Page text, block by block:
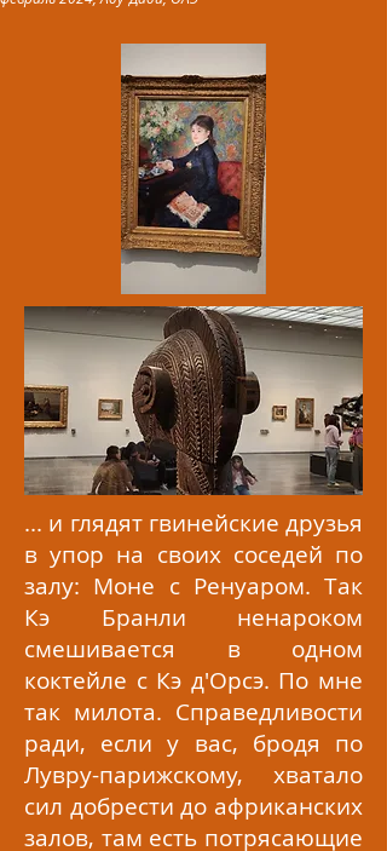
... и глядят гвинейские друзья
в упор на своих соседей по
залу: Моне с Ренуаром. Так
Кэ Бранли ненароком
смешивается в одном
коктейле с Кэ д'Орсэ. По мне
так милота. Справедливости
ради, если у вас, бродя по
Лувру-парижскому, хватало
сил добрести до африканских
залов, там есть потрясающие